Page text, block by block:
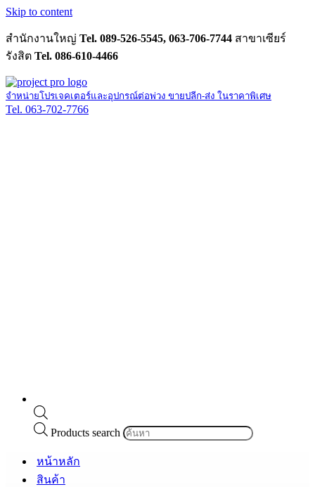
Skip to content
สำนักงานใหญ่ Tel. 089-526-5545, 063-706-7744 สาขาเซียร์
รังสิต Tel. 086-610-4466
จำหน่ายโปรเจคเตอร์และอุปกรณ์ต่อพ่วง ขายปลีก-ส่ง ในราคาพิเศษ
Tel. 063-702-7766
Products search
หน้าหลัก
สินค้า